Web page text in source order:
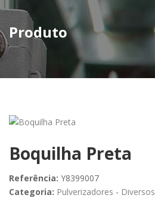
Produto
Boquilha Preta
Referência: Y8399007
Categoria: Pulverizadores - Diversos